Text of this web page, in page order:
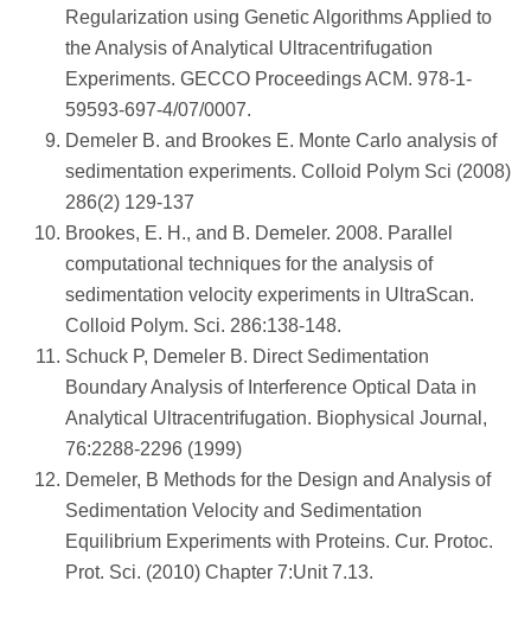
Regularization using Genetic Algorithms Applied to
the Analysis of Analytical Ultracentrifugation
Experiments. GECCO Proceedings ACM. 978-1-
59593-697-4/07/0007.
Demeler B. and Brookes E. Monte Carlo analysis of
sedimentation experiments. Colloid Polym Sci (2008)
286(2) 129-137
Brookes, E. H., and B. Demeler. 2008. Parallel
computational techniques for the analysis of
sedimentation velocity experiments in UltraScan.
Colloid Polym. Sci. 286:138-148.
Schuck P, Demeler B. Direct Sedimentation
Boundary Analysis of Interference Optical Data in
Analytical Ultracentrifugation. Biophysical Journal,
76:2288-2296 (1999)
Demeler, B Methods for the Design and Analysis of
Sedimentation Velocity and Sedimentation
Equilibrium Experiments with Proteins. Cur. Protoc.
Prot. Sci. (2010) Chapter 7:Unit 7.13.